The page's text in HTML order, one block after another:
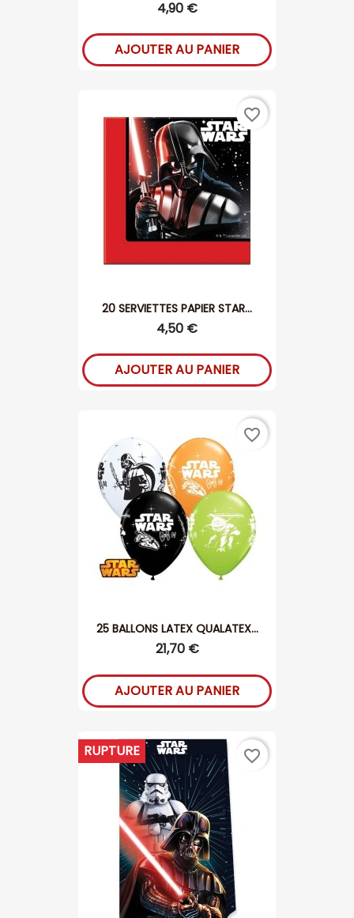
4,90 €
AJOUTER AU PANIER
20 SERVIETTES PAPIER STAR...
4,50 €
AJOUTER AU PANIER
favorite_border
25 BALLONS LATEX QUALATEX...
21,70 €
AJOUTER AU PANIER
favorite_border
RUPTURE favorite_border